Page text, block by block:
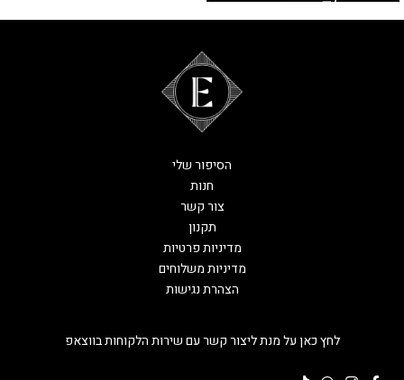
לחץ כאן על מנת ליצור קשר עם שירות הלקוחות בווצאפ
הסיפור שלי
חנות
צור קשר
תקנון
מדיניות פרטיות
מדיניות משלוחים
הצהרת נגישות